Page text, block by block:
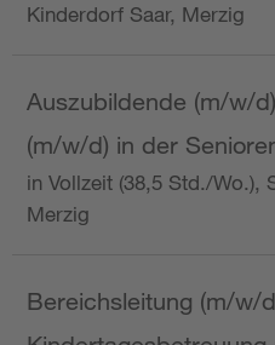
Kinderdorf Saar, Merzig
Auszubildende (m/w/
(m/w/d) in der
in Vollzeit (38,5 Std./Wo.),
Merzig
Bereichsleitung (m/w/